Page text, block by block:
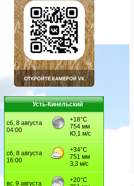
Усть-Кинельский